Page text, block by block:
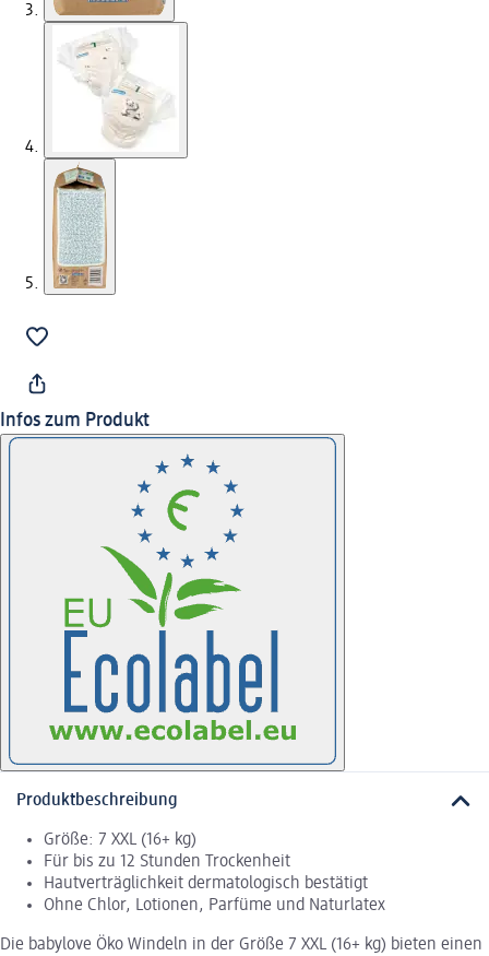
Infos zum Produkt
Produktbeschreibung
Größe: 7 XXL (16+ kg)
Für bis zu 12 Stunden Trockenheit
Hautverträglichkeit dermatologisch bestätigt
Ohne Chlor, Lotionen, Parfüme und Naturlatex
Die babylove Öko Windeln in der Größe 7 XXL (16+ kg) bieten einen